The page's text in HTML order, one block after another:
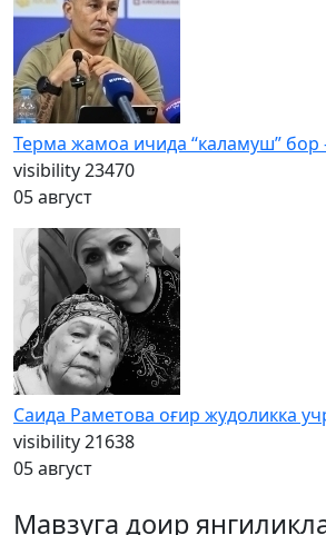
Терма жамоа ичида “каламуш” бор
visibility23470
05 август
Саида Раметова оғир жудоликка
visibility21638
05 август
Мавзуга доир